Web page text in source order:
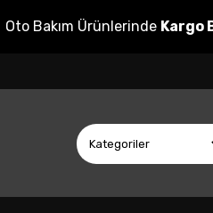
Oto Bakım Ürünlerinde Kargo